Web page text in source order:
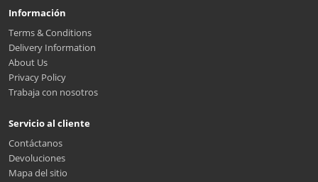
Información
Terms & Conditions
Delivery Information
About Us
Privacy Policy
Trabaja con nosotros
Servicio al cliente
Contáctanos
Devoluciones
Mapa del sitio